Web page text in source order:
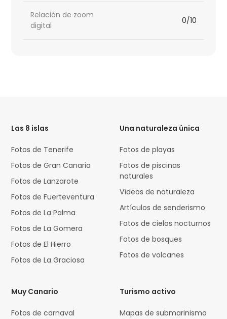
Relación de zoom
digital
0/10
Las 8 islas
Fotos de Tenerife
Fotos de Gran Canaria
Fotos de Lanzarote
Fotos de Fuerteventura
Fotos de La Palma
Fotos de La Gomera
Fotos de El Hierro
Fotos de La Graciosa
Una naturaleza única
Fotos de playas
Fotos de piscinas
naturales
Vídeos de naturaleza
Artículos de senderismo
Fotos de cielos nocturnos
Fotos de bosques
Fotos de volcanes
Muy Canario
Fotos de carnaval
Turismo activo
Mapas de submarinismo